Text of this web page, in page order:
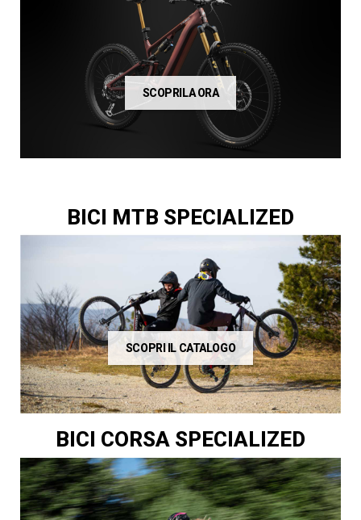
SCOPRILA ORA
BICI MTB SPECIALIZED
SCOPRI IL CATALOGO
BICI CORSA SPECIALIZED